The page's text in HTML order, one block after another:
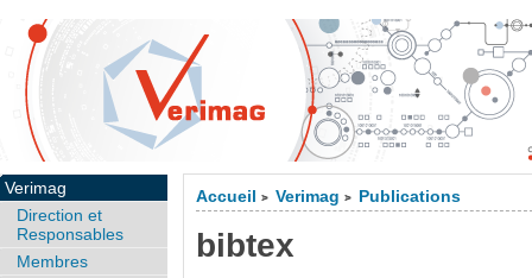
Accueil > Verimag > Publications
bibtex
Verimag
Direction et
Responsables
Membres